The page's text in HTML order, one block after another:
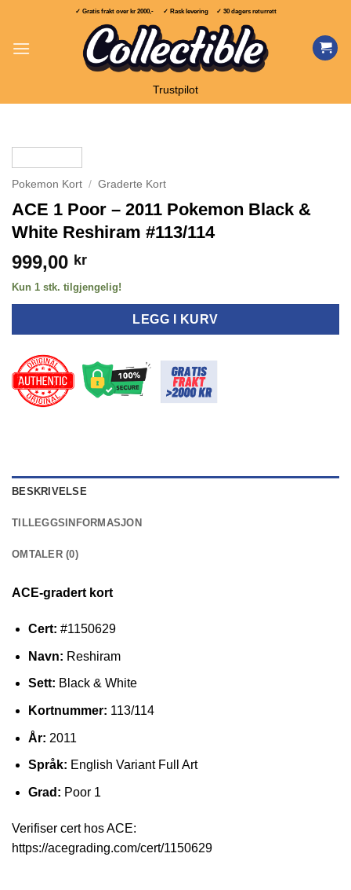
content
✓ Gratis frakt over kr 2000,-✓ Rask levering ✓ 30 dagers returrett
Trustpilot
Pokemon Kort / Graderte Kort
ACE 1 Poor – 2011 Pokemon Black &
White Reshiram #113/114
999,00 kr
Kun 1 stk. tilgjengelig!
LEGG I KURV
BESKRIVELSE
TILLEGGSINFORMASJON
OMTALER (0)
ACE-gradert kort
Cert: #1150629
Navn: Reshiram
Sett: Black & White
Kortnummer: 113/114
År: 2011
Språk: English Variant Full Art
Grad: Poor 1
Verifiser cert hos ACE:
https://acegrading.com/cert/1150629